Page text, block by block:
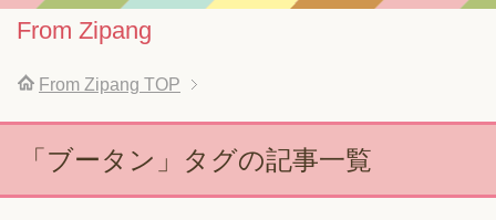
From Zipang
From Zipang TOP
「ブータン」タグの記事一覧